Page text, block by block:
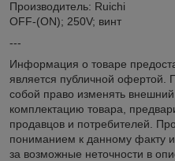
Производитель: Ruichi
OFF-(ON); 250V; винт
---
Информация о товаре
является публичной офертой.
собой право изменять внешний
комплектацию товара,
продавцов и потребителей.
пониманием к данному факту
за возможные неточности в